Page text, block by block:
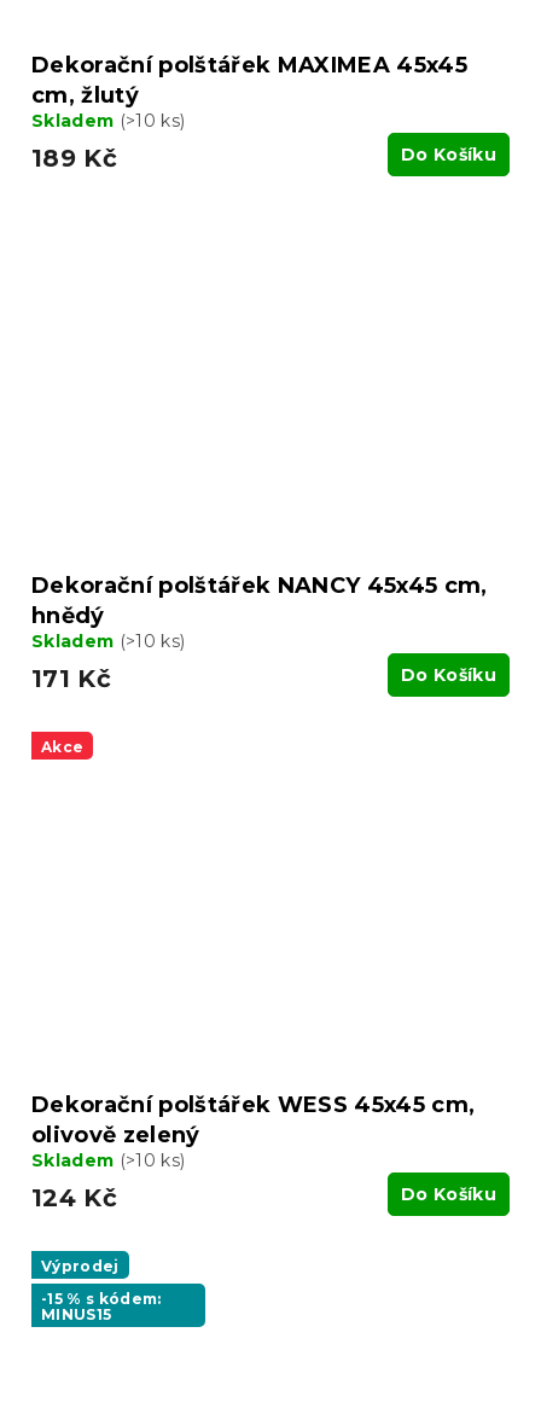
Dekorační polštářek MAXIMEA 45x45
cm, žlutý
Skladem (>10 ks)
189 Kč Do Košíku
Dekorační polštářek NANCY 45x45 cm,
hnědý
Skladem (>10 ks)
171 Kč Do Košíku
Akce
Dekorační polštářek WESS 45x45 cm,
olivově zelený
Skladem (>10 ks)
124 Kč Do Košíku
Výprodej
-15 % s kódem:
MINUS15